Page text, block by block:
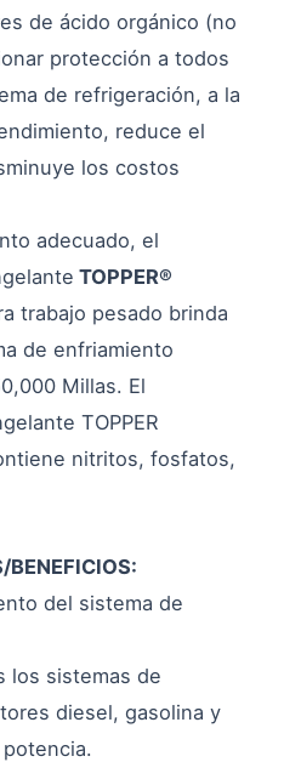
de ácido orgánico (no
protección a todos
de refrigeración, a la
reduce el
los costos
adecuado, el
TOPPER®
trabajo pesado brinda
de enfriamiento
Millas. El
TOPPER
nitritos, fosfatos,
BENEFICIOS:
del sistema de
los sistemas de
diesel, gasolina y